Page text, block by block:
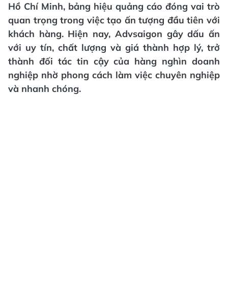
Hồ Chí Minh, bảng hiệu quảng cáo đóng vai trò
quan trọng trong việc tạo ấn tượng đầu tiên với
khách hàng. Hiện nay, Advsaigon gây dấu ấn
với uy tín, chất lượng và giá thành hợp lý, trở
thành đối tác tin cậy của hàng nghìn doanh
nghiệp nhờ phong cách làm việc chuyên nghiệp
và nhanh chóng.